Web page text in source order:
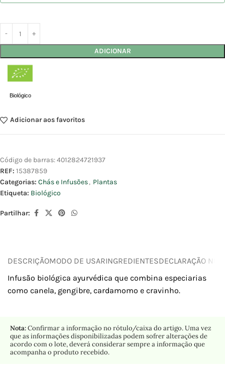
ADICIONAR
Biológico
Adicionar aos favoritos
Código de barras:4012824721937
REF: 15387859
Categorias: Chás e Infusões, Plantas
Etiqueta: Biológico
Partilhar:
DESCRIÇÃOMODO DE USARINGREDIENTESDECLARAÇÃO
Infusão biológica ayurvédica que combina especiarias
como canela, gengibre, cardamomo e cravinho.
Nota:Confirmar a informação no rótulo/caixa do artigo. Uma vez
que as informações disponibilizadas podem sofrer alterações de
acordo com o lote, deverá considerar sempre a informação que
acompanha o produto recebido.